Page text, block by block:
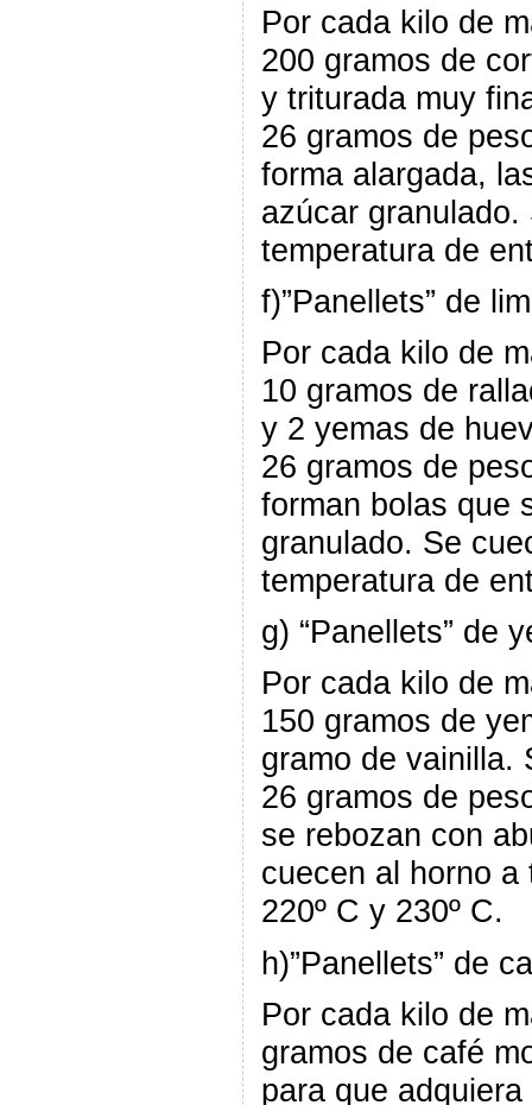
Por cada kilo de
200 gramos de
y triturada muy
26 gramos de
forma alargada,
azúcar
temperatura de
f)”Panellets” de
Por cada kilo de
10 gramos de
y 2 yemas de
26 gramos de
forman bolas que
granulado. Se
temperatura de
g) “Panellets” de
Por cada kilo de
150 gramos de
gramo de vainilla.
26 gramos de
se rebozan con
cuecen al horno a
220º C y 230º C.
h)”Panellets” de
Por cada kilo de
gramos de café
para que